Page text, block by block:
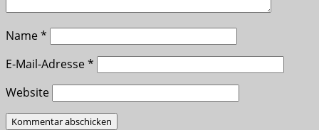
Name*
E-Mail-Adresse*
Website